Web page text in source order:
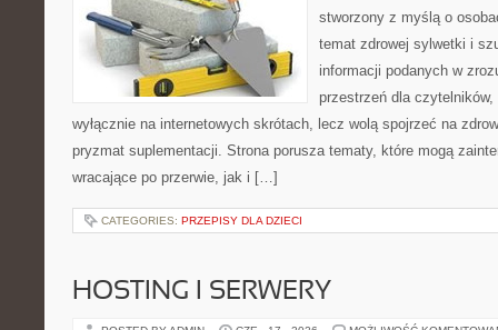
stworzony z myślą o
temat zdrowej sylwetki i
informacji podanych w
przestrzeń dla
wyłącznie na internetowych skrótach, lecz wolą spojrzeć na
pryzmat suplementacji. Strona porusza tematy, które mogą
wracające po przerwie, jak i […]
CATEGORIES: PRZEPISY DLA DZIECI
HOSTING I SERWERY